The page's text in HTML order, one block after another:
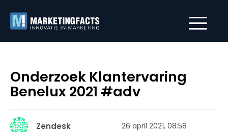
Onderzoek Klantervaring
Benelux 2021 #adv
Zendesk 26 april 2021, 08:58